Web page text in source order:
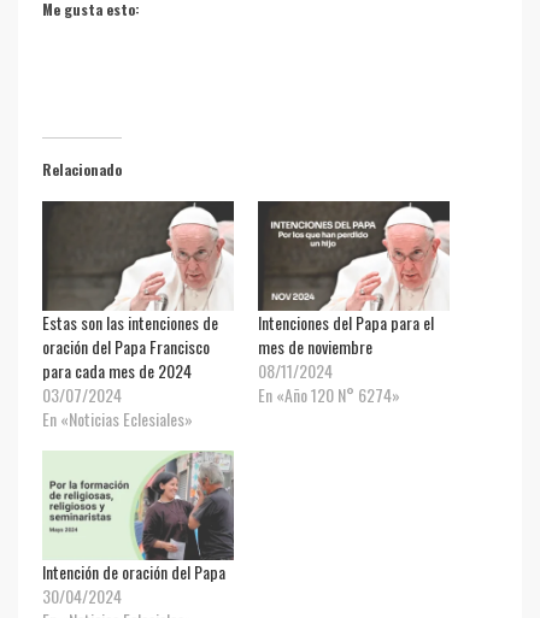
Me gusta esto:
Relacionado
Estas son las intenciones de
oración del Papa Francisco
para cada mes de 2024
03/07/2024
En «Noticias Eclesiales»
Intenciones del Papa para el
mes de noviembre
08/11/2024
En «Año 120 N° 6274»
Intención de oración del Papa
30/04/2024